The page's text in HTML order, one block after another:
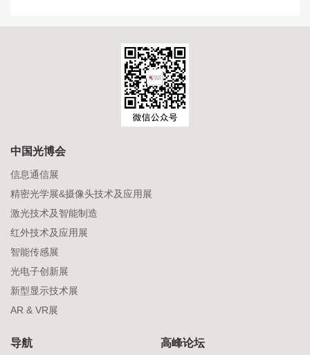
中国光博会
信息通信展
精密光学展&摄像头技术及应用展
激光技术及智能制造
红外技术及应用展
智能传感展
光电子创新展
新型显示技术展
AR & VR展
导航 高峰论坛